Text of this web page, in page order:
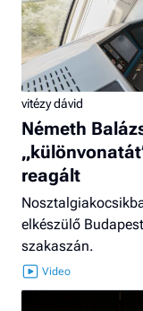
vitézy dávid
Németh
reagált
elkészülő
szakaszán.